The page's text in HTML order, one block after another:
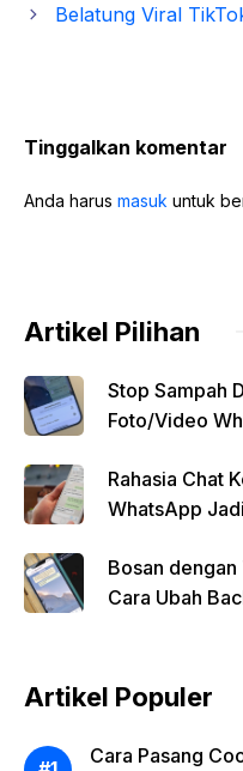
Belatung Viral
Tinggalkan komentar
Anda harus masuk untuk
Artikel Pilihan
Stop Sampah
Foto/Video
Rahasia Chat
WhatsApp
Bosan
Cara Ubah
Artikel Populer
Cara Pasang